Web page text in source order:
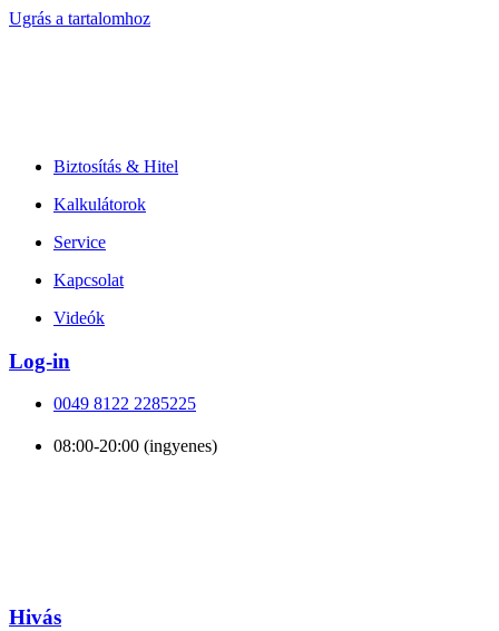
Ugrás a tartalomhoz
Biztosítás & Hitel
Kalkulátorok
Service
Kapcsolat
Videók
Log-in
0049 8122 2285225
08:00-20:00 (ingyenes)
Hivás